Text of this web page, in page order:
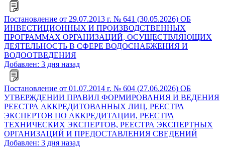
Постановление от 29.07.2013 г. № 641 (30.05.2026) ОБ
ИНВЕСТИЦИОННЫХ И ПРОИЗВОДСТВЕННЫХ
ПРОГРАММАХ ОРГАНИЗАЦИЙ, ОСУЩЕСТВЛЯЮЩИХ
ДЕЯТЕЛЬНОСТЬ В СФЕРЕ ВОДОСНАБЖЕНИЯ И
ВОДООТВЕДЕНИЯ
Добавлен: 3 дня назад
Постановление от 01.07.2014 г. № 604 (27.06.2026) ОБ
УТВЕРЖДЕНИИ ПРАВИЛ ФОРМИРОВАНИЯ И ВЕДЕНИЯ
РЕЕСТРА АККРЕДИТОВАННЫХ ЛИЦ, РЕЕСТРА
ЭКСПЕРТОВ ПО АККРЕДИТАЦИИ, РЕЕСТРА
ТЕХНИЧЕСКИХ ЭКСПЕРТОВ, РЕЕСТРА ЭКСПЕРТНЫХ
ОРГАНИЗАЦИЙ И ПРЕДОСТАВЛЕНИЯ СВЕДЕНИЙ
Добавлен: 3 дня назад